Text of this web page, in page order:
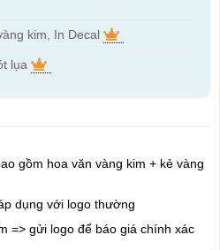
kim, In Decal
lụa
gồm hoa văn vàng kim + kẻ vàng
dụng với logo thường
=> gửi logo để báo giá chính xác